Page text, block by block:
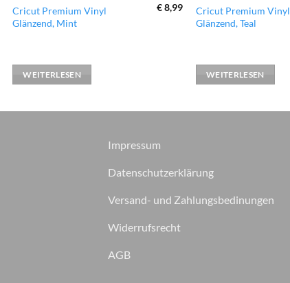
Cricut Premium Vinyl
Glänzend, Mint
€8,99
WEITERLESEN
Cricut Premium Vinyl
Glänzend, Teal
WEITERLESEN
Impressum
Datenschutzerklärung
Versand- und Zahlungsbedinungen
Widerrufsrecht
AGB